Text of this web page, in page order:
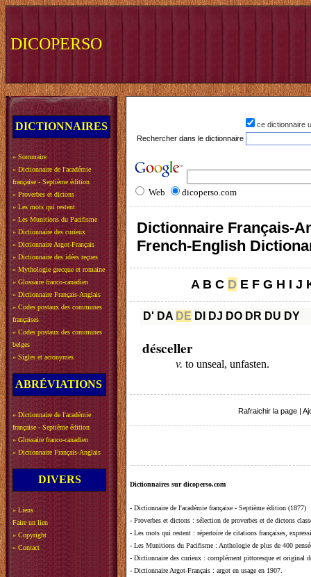
DICOPERSO
DICTIONNAIRES
» Sommaire
» Dictionnaire de l'académie
française - Septième édition
» Proverbes et dictons
» Les mots qui restent
» Les Munitions du Pacifisme
» Dictionnaire des curieux
» Dictionnaire Argot-Français
» Dictionnaire des idées reçues
» Mythologie grecque et romaine
» Glossaire franco-canadien
» Dictionnaire Français-Anglais
» Codes postaux des communes
françaises
» Codes postaux des communes
belges
» Sigles et acronymes
ABRÉVIATIONS
» Dictionnaire de l'académie
française - Septième édition
» Glossaire franco-canadien
» Dictionnaire Français-Anglais
DIVERS
» Liens
Faire un lien
» Copyright
» Contact
ce dictionnaire
Rechercher dans le dictionnaire
Web dicoperso.com
Dictionnaire Français-
French-English
A B C D E F G H I J
D' DA DE DI DJ DO DR DU DY
désceller
v. to unseal, unfasten.
Rafraichir la page
Dictionnaires sur dicoperso.com
- Dictionnaire de l'académie française - Septième édition (1877)
- Proverbes et dictons : sélection de proverbes et de dictons
- Les mots qui restent : répertoire de citations françaises,
- Les Munitions du Pacifisme : Anthologie de plus de 400
- Dictionnaire des curieux : complément pittoresque et original
- Dictionnaire Argot-Français : argot en usage en 1907.